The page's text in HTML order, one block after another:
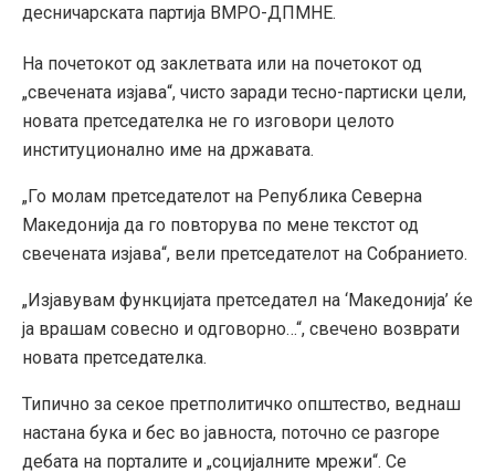
десничарската партија ВМРО-ДПМНЕ.
На почетокот од заклетвата или на почетокот од
„свечената изјава“, чисто заради тесно-партиски цели,
новата претседателка не го изговори целото
институционално име на државата.
„Го молам претседателот на Република Северна
Македонија да го повторува по мене текстот од
свечената изјава“, вели претседателот на Собранието.
„Изјавувам функцијата претседател на ‘Македонија’ ќе
ја врашам совесно и одговорно…“, свечено возврати
новата претседателка.
Типично за секое претполитичко општество, веднаш
настана бука и бес во јавноста, поточно се разгоре
дебата на порталите и „социјалните мрежи“. Се